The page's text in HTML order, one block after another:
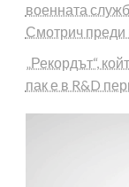
военната
Смотрич преди
„Рекордът“,
пак е в R&D